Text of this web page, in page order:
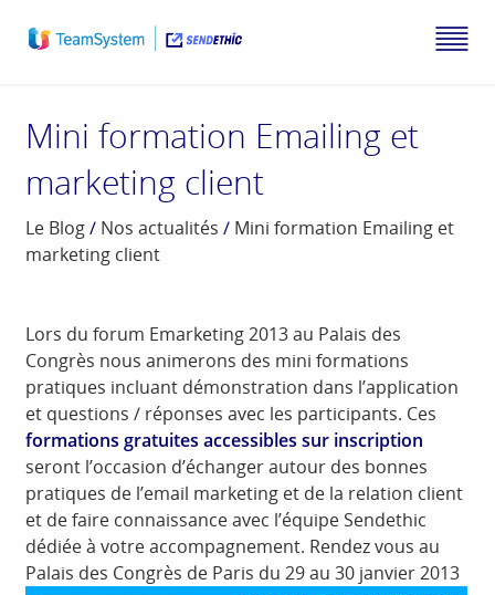
Mini formation Emailing et
marketing client
Le Blog/ Nos actualités / Mini formation Emailing et
marketing client
Lors du forum Emarketing 2013 au Palais des
Congrès nous animerons des mini formations
pratiques incluant démonstration dans l’application
et questions / réponses avec les participants. Ces
formations gratuites accessibles sur inscription
seront l’occasion d’échanger autour des bonnes
pratiques de l’email marketing et de la relation client
et de faire connaissance avec l’équipe Sendethic
dédiée à votre accompagnement. Rendez vous au
Palais des Congrès de Paris du 29 au 30 janvier 2013